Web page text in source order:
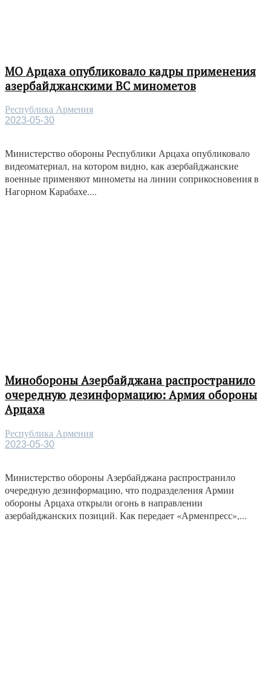
МО Арцаха опубликовало кадры применения
азербайджанскими ВС минометов
Республика Армения
2023-05-30
Министерство обороны Республики Арцаха опубликовало
видеоматериал, на котором видно, как азербайджанские
военные применяют минометы на линии соприкосновения в
Нагорном Карабахе....
Минобороны Азербайджана распространило
очередную дезинформацию: Армия обороны
Арцаха
Республика Армения
2023-05-30
Министерство обороны Азербайджана распространило
очередную дезинформацию, что подразделения Армии
обороны Арцаха открыли огонь в направлении
азербайджанских позиций. Как передает «Арменпресс»,...